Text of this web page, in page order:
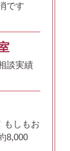
です
談実績
もしもお
8,000